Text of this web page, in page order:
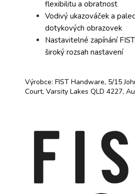
flexibilitu a obratnost
Vodivý ukazováček a
dotykových obrazovek
Nastavitelné zapínání
široký rozsah nastavení
Výrobce: FIST Handware, 5/15
Court, Varsity Lakes QLD 4227,